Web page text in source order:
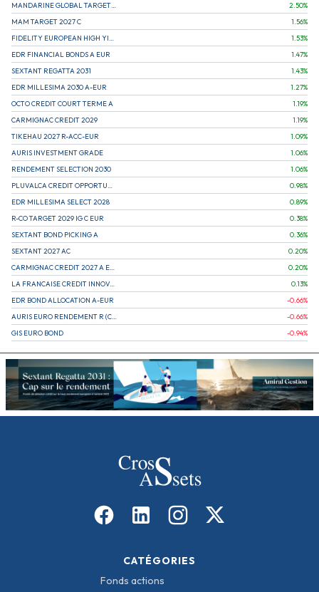
2.50%
MAM TARGET 2027 C
1.56%
1.53%
EDR FINANCIAL BONDS A EUR
1.47%
SEXTANT REGATTA 2031
1.43%
EDR MILLESIMA 2030 A-EUR
1.27%
OCTO CREDIT COURT TERME A
1.19%
CARMIGNAC CREDIT 2029
1.19%
TIKEHAU 2027 R-ACC-EUR
1.09%
AURIS INVESTMENT GRADE
1.06%
RENDEMENT SELECTION 2030
1.06%
0.98%
EDR MILLESIMA SELECT 2028
0.89%
R-CO TARGET 2029 IG C EUR
0.38%
SEXTANT BOND PICKING A
0.36%
SEXTANT 2027 AC
0.20%
0.20%
LA FRANCAISE CREDIT INNOVATION
0.13%
EDR BOND ALLOCATION A-EUR
-0.66%
-0.66%
GIS EURO BOND
-0.94%
CATÉGORIES
Fonds actions